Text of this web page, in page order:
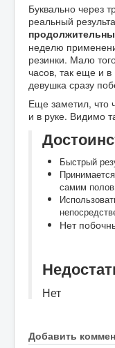
Буквально через
реальный
неделю
резинки. Мало
часов, так еще и
девушка сразу
Еще заметил, что
и в руке. Видимо
Быстрый
самим
Нет
Нет
Добавить